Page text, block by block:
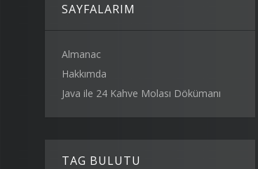
SAYFALARIM
Almanac
Hakkımda
Java ile 24 Kahve Molası Dökümanı
TAG BULUTU